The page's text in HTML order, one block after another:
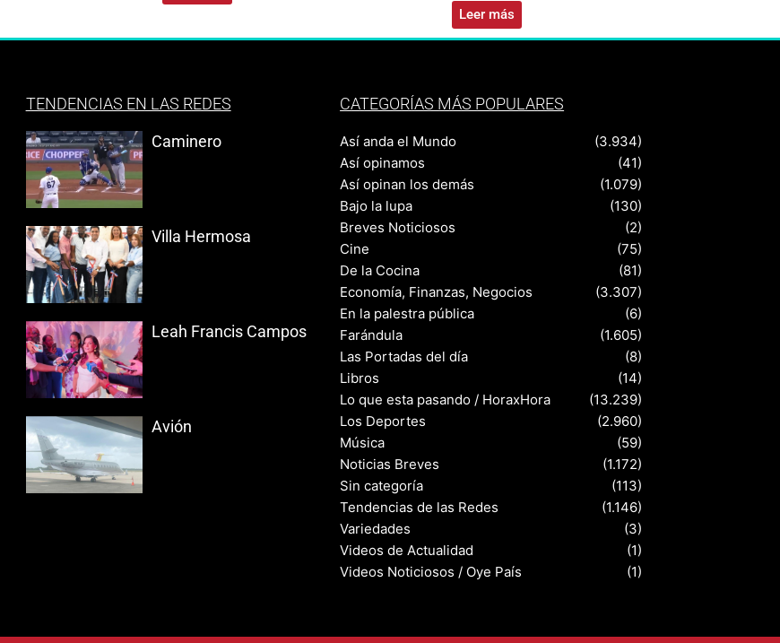
Leer más
TENDENCIAS EN LAS REDES
Caminero
Villa Hermosa
Leah Francis Campos
Avión
CATEGORÍAS MÁS POPULARES
Así anda el Mundo
(3.934)
Así opinamos
(41)
Así opinan los demás
(1.079)
Bajo la lupa
(130)
Breves Noticiosos
(2)
Cine
(75)
De la Cocina
(81)
Economía, Finanzas, Negocios
(3.307)
En la palestra pública
(6)
Farándula
(1.605)
Las Portadas del día
(8)
Libros
(14)
Lo que esta pasando / HoraxHora
(13.239)
Los Deportes
(2.960)
Música
(59)
Noticias Breves
(1.172)
Sin categoría
(113)
Tendencias de las Redes
(1.146)
Variedades
(3)
Videos de Actualidad
(1)
Videos Noticiosos / Oye País
(1)